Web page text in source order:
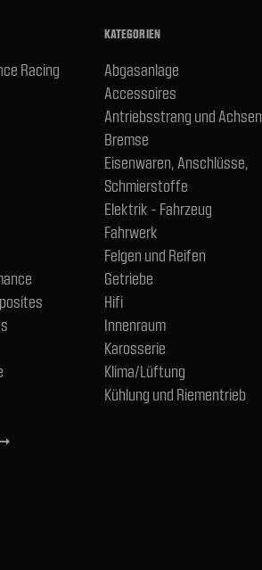
Racing
KATEGORIEN
Abgasanlage
Accessoires
Antriebsstrang und Achsen
Bremse
Eisenwaren, Anschlüsse,
Schmierstoffe
Elektrik - Fahrzeug
Fahrwerk
Felgen und Reifen
Getriebe
Hifi
Innenraum
Karosserie
Klima/Lüftung
Kühlung und Riementrieb